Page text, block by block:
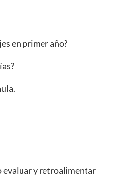
en primer año?
evaluar y retroalimentar